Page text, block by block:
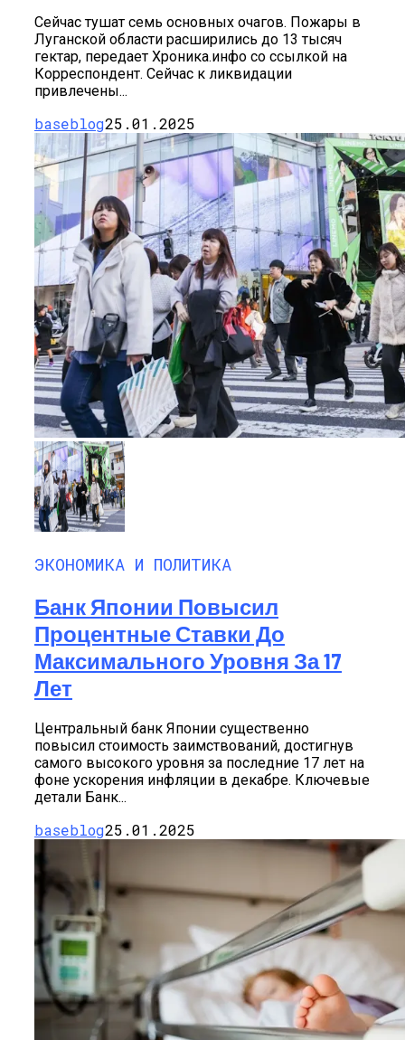
Сейчас тушат семь основных очагов. Пожары в
Луганской области расширились до 13 тысяч
гектар, передает Хроника.инфо со ссылкой на
Корреспондент. Сейчас к ликвидации
привлечены...
baseblog25.01.2025
ЭКОНОМИКА И ПОЛИТИКА
Банк Японии Повысил
Процентные Ставки До
Максимального Уровня За 17
Лет
Центральный банк Японии существенно
повысил стоимость заимствований, достигнув
самого высокого уровня за последние 17 лет на
фоне ускорения инфляции в декабре. Ключевые
детали Банк...
baseblog25.01.2025